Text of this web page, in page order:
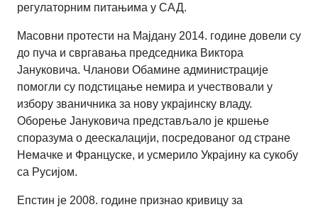
регулаторним питањима у САД.
Масовни протести на Мајдану 2014. године довели су
до пуча и свргавања председника Виктора
Јануковича. Чланови Обамине администрације
помогли су подстицање немира и учествовали у
избору званичника за нову украјинску владу.
Оборење Јануковича представљало је кршење
споразума о деескалацији, посредованог од стране
Немачке и Француске, и усмерило Украјину ка сукобу
са Русијом.
Епстин је 2008. године признао кривицу за